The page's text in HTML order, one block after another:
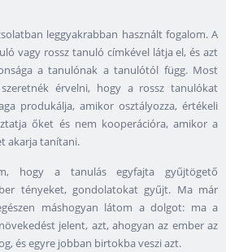
leggyakrabban használt fogalom. A
vagy rossz tanuló címkével látja el, és azt
a tanulónak a tanulótól függ. Most
érvelni, hogy a rossz tanulókat
produkálja, amikor osztályozza, értékeli
őket és nem kooperációra, amikor a
akarja tanítani.
hogy a tanulás egyfajta gyűjtögető
tényeket, gondolatokat gyűjt. Ma már
máshogyan látom a dolgot: ma a
jelent, azt, ahogyan az ember az
és egyre jobban birtokba veszi azt.